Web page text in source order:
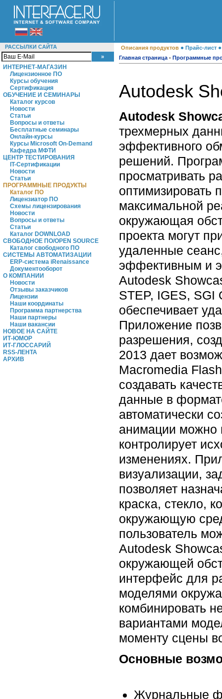
РАССЫЛКИ САЙТА
ИНТЕРНЕТ-МАГАЗИН
Лицензионное ПО
Курсы обучения
Сертификация
ОБУЧЕНИЕ И СЕМИНАРЫ
Каталог курсов
Новости
Статьи
Вопросы и ответы
Бесплатные семинары
Онлайн-курсы
Курсы Microsoft On-Demand
Кафедра МФТИ
ЦЕНТР ТЕСТИРОВАНИЯ
IT-Сертификации
Новости
Статьи
ПРОГРАММНЫЕ ПРОДУКТЫ
Каталог ПО
Лицензиатор ПО
Схемы лицензирования
Новости
Вопросы и ответы
Статьи
Каталог DOWNLOAD
СВОБОДНОЕ ПО/OPEN SOURCE
Каталог свободного ПО
СИСТЕМЫ АВТОМАТИЗАЦИИ
ERP-система iRenaissance
Документооборот
О КОМПАНИИ
Новости
Отзывы заказчиков
Лицензии
Наши координаты
Программа партнерства
Наши партнеры
Наши вакансии
НОВОЕ НА САЙТЕ
ИТ-ЮМОР
ИТ-ГЛОССАРИЙ
RSS-ЛЕНТА
АРХИВ
Описания продуктов ● Прайс-лист
Главная страница - Программные
Autodesk
Autodesk
трехмерных
эффективного
решений.
просматривать
оптимизировать
максимальной
окружающая
проекта могут
удаленные
эффективным и
Autodesk
STEP, IGES, SGI
обеспечивает
Приложение
разрешения,
2013 дает
Macromedia
создавать
данные в
автоматически
анимации можно
контролирует
изменениях.
визуализации,
позволяет
краска, стекло,
окружающую
пользователь
Autodesk
окружающей
интерфейс для
моделями
комбинировать
вариантами
моменту сцены
Основные
Журнальные